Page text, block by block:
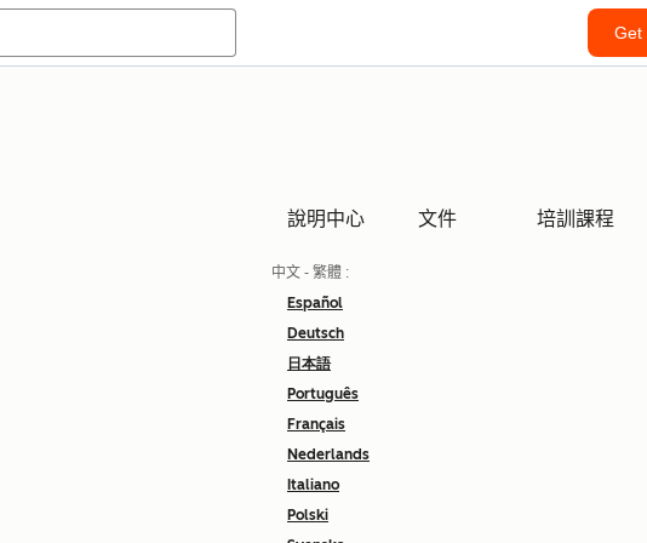
Get
說明中心 文件 培訓課程
中文 - 繁體 :
Español
Deutsch
日本語
Português
Français
Nederlands
Italiano
Polski